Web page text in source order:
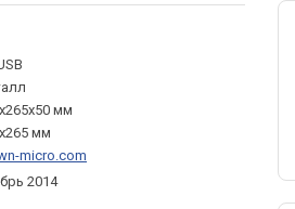
мм
мм
micro.com
2014